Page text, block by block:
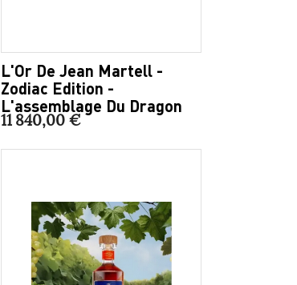
L'Or De Jean Martell -
Zodiac Edition -
L'assemblage Du Dragon
11 840,00 €